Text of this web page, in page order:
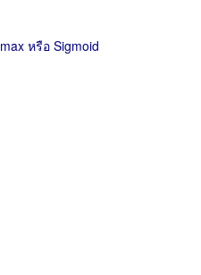
หรือ Sigmoid